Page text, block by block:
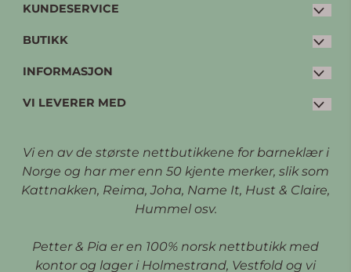
KUNDESERVICE
E-post:
3086 Holmestrand
BUTIKK
Kjøpsvilkår
Personvern
Logg inn
INFORMASJON
Bytte og retur
Om oss
Kundeklubb
VI LEVERER MED
Vi en av de største nettbutikkene for barneklær i
Norge og har mer enn 50 kjente merker, slik som
Kattnakken, Reima, Joha, Name It, Hust & Claire,
Hummel osv.
Petter & Pia er en 100% norsk nettbutikk med
kontor og lager i Holmestrand, Vestfold og vi